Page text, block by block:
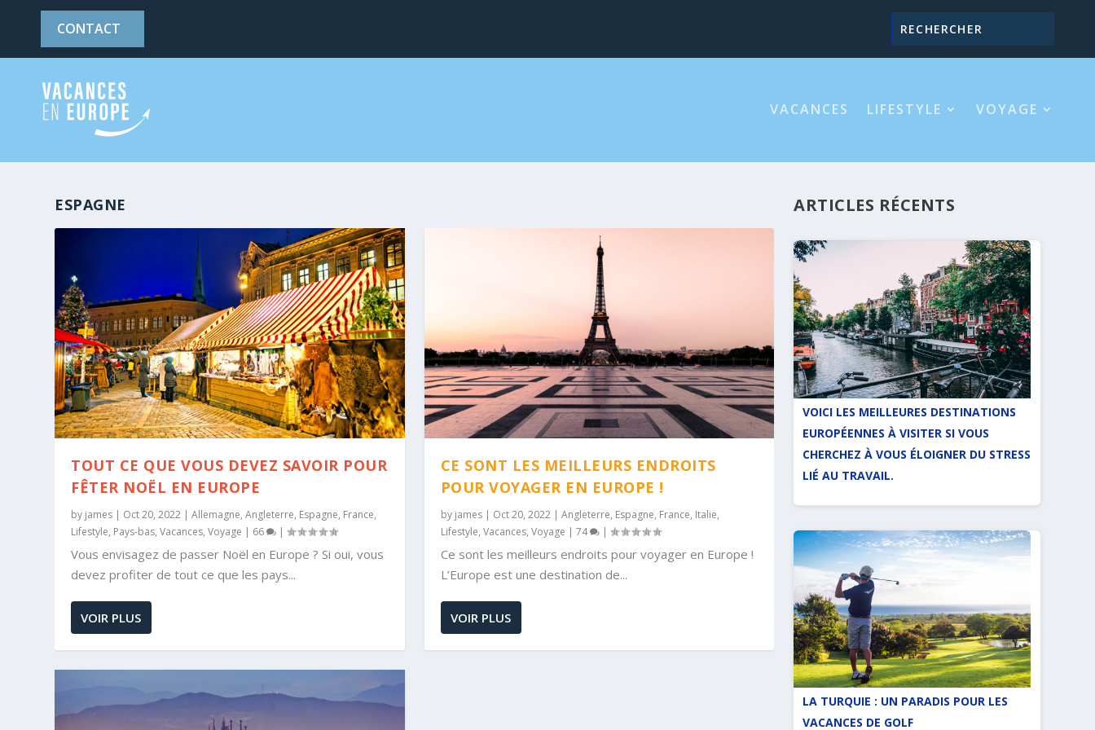
CONTACT
VACANCES LIFESTYLE VOYAGE
ESPAGNE
TOUT CE QUE VOUS DEVEZ SAVOIR POUR
FÊTER NOËL EN EUROPE
by james | Oct 20, 2022 |Allemagne,Angleterre, Espagne, France,
Lifestyle, Pays-bas,Vacances,Voyage | 66 |
Vous envisagez de passer Noël en Europe ? Si oui, vous
devez profiter de tout ce que les pays...
VOIR PLUS
CE SONT LES MEILLEURS ENDROITS
POUR VOYAGER EN EUROPE !
by james| Oct 20, 2022| Angleterre, Espagne, France, Italie,
Lifestyle, Vacances, Voyage | 74 |
Ce sont les meilleurs endroits pour voyager en Europe !
L’Europe est une destination de...
VOIR PLUS
ARTICLES RÉCENTS
VOICI LES MEILLEURES DESTINATIONS
EUROPÉENNES À VISITER SI VOUS
CHERCHEZ À VOUS ÉLOIGNER DU STRESS
LIÉ AU TRAVAIL.
LA TURQUIE : UN PARADIS POUR LES
VACANCES DE GOLF